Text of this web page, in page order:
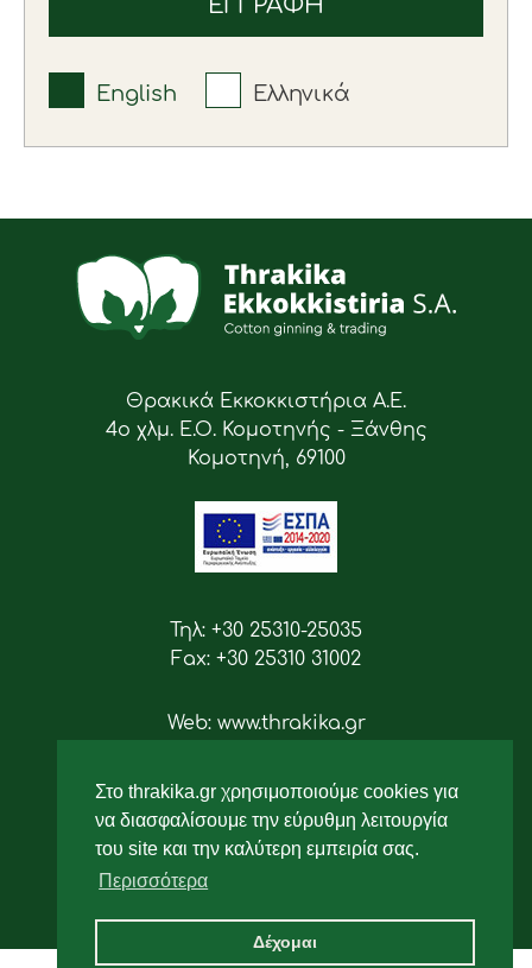
Στο thrakika.gr χρησιμοποιούμε cookies για
να διασφαλίσουμε την εύρυθμη λειτουργία
του site και την καλύτερη εμπειρία σας.
Περισσότερα
Δέχομαι
English Ελληνικά
Θρακικά Εκκοκκιστήρια Α.Ε.
4ο χλμ. Ε.Ο. Κομοτηνής - Ξάνθης
Κομοτηνή, 69100
Τηλ: +30 25310-25035
Fax: +30 25310 31002
Web: www.thrakika.gr
Ακολουθήστε μας